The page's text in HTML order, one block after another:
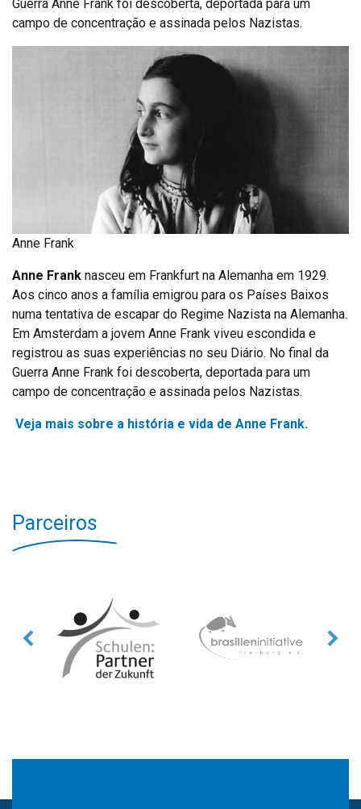
Guerra Anne Frank foi descoberta, deportada para um
campo de concentração e assinada pelos Nazistas.
Anne Frank
Anne Frank nasceu em Frankfurt na Alemanha em 1929.
Aos cinco anos a família emigrou para os Países Baixos
numa tentativa de escapar do Regime Nazista na Alemanha.
Em Amsterdam a jovem Anne Frank viveu escondida e
registrou as suas experiências no seu Diário. No final da
Guerra Anne Frank foi descoberta, deportada para um
campo de concentração e assinada pelos Nazistas.
Veja mais sobre a história e vida de Anne Frank.
Parceiros